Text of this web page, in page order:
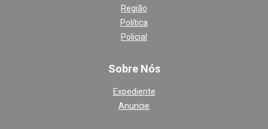
Região
Política
Policial
Sobre Nós
Expediente
Anuncie